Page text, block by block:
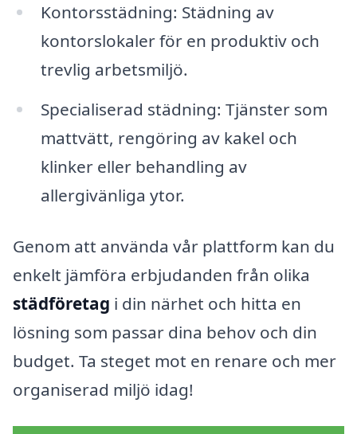
Kontorsstädning: Städning av
kontorslokaler för en produktiv och
trevlig arbetsmiljö.
Specialiserad städning: Tjänster som
mattvätt, rengöring av kakel och
klinker eller behandling av
allergivänliga ytor.
Genom att använda vår plattform kan du
enkelt jämföra erbjudanden från olika
städföretag i din närhet och hitta en
lösning som passar dina behov och din
budget. Ta steget mot en renare och mer
organiserad miljö idag!